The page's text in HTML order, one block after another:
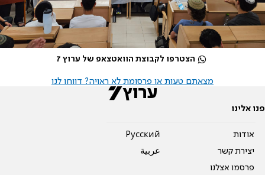
הצטרפו לקבוצת הוואטצאפ של ערוץ 7
מצאתם טעות או פרסומת לא ראויה? דווחו לנו
פנו אלינו
אודות
יצירת קשר
פרסמו אצלנו
Pусский
عربية